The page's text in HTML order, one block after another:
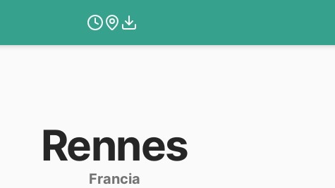
Rennes
Francia